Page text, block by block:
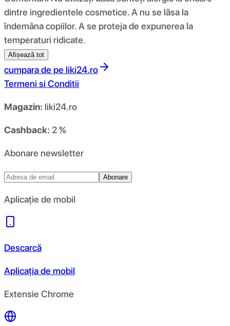
dintre ingredientele cosmetice. A nu se lăsa la
îndemâna copiilor. A se proteja de expunerea la
temperaturi ridicate.
Afișează tot
cumpara de pe liki24.ro
Termeni si Conditii
Magazin: liki24.ro
Cashback: 2 %
Abonare newsletter
Abonare
Aplicație de mobil
Descarcă
Aplicația de mobil
Extensie Chrome